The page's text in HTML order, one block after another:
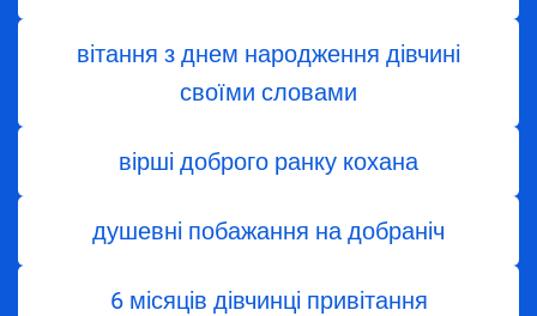
вітання з днем ​​народження дівчині
своїми словами
вірші доброго ранку кохана
душевні побажання на добраніч
6 місяців дівчинці привітання